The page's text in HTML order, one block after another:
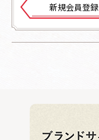
新規会員登録